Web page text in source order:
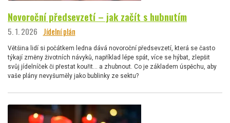
Novoroční předsevzetí – jak začít s hubnutím
5. 1. 2026 Jídelní plán
Většina lidí si počátkem ledna dává novoroční předsevzetí, která se často
týkají změny životních návyků, například lépe spát, více se hýbat, zlepšit
svůj jídelníček či přestat kouřit… a zhubnout. Co je základem úspěchu, aby
vaše plány nevyšuměly jako bublinky ze sektu?